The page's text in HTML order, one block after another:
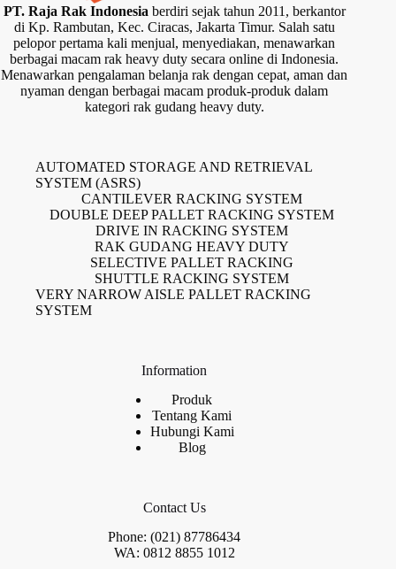
PT. Raja Rak Indonesiaberdiri sejak tahun 2011, berkantor
di Kp. Rambutan, Kec. Ciracas, Jakarta Timur. Salah satu
pelopor pertama kali menjual, menyediakan, menawarkan
berbagai macam rak heavy duty secara online di Indonesia.
Menawarkan pengalaman belanja rak dengan cepat, aman dan
nyaman dengan berbagai macam produk-produk dalam
kategori rak gudang heavy duty.
AUTOMATED STORAGE AND RETRIEVAL
SYSTEM (ASRS)
CANTILEVER RACKING SYSTEM
DOUBLE DEEP PALLET RACKING SYSTEM
DRIVE IN RACKING SYSTEM
RAK GUDANG HEAVY DUTY
SELECTIVE PALLET RACKING
SHUTTLE RACKING SYSTEM
VERY NARROW AISLE PALLET RACKING
SYSTEM
Information
Produk
Tentang Kami
Hubungi Kami
Blog
Contact Us
Phone: (021) 87786434
WA: 0812 8855 1012